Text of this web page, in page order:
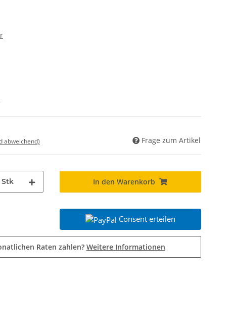
abweichend) Frage zum Artikel
Stk In den Warenkorb
Consent erteilen
Raten zahlen? Weitere Informationen